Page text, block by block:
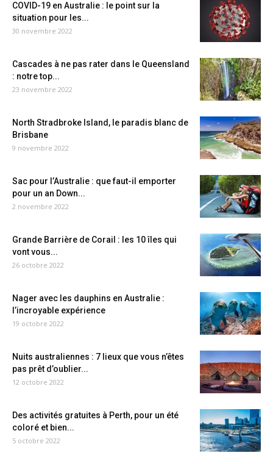
COVID-19 en Australie : le point sur la
situation pour les...
30 novembre 2022
Cascades à ne pas rater dans le Queensland
: notre top...
23 novembre 2022
North Stradbroke Island, le paradis blanc de
Brisbane
9 novembre 2022
Sac pour l’Australie : que faut-il emporter
pour un an Down...
2 novembre 2022
Grande Barrière de Corail : les 10 îles qui
vont vous...
26 octobre 2022
Nager avec les dauphins en Australie :
l’incroyable expérience
19 octobre 2022
Nuits australiennes : 7 lieux que vous n’êtes
pas prêt d’oublier...
12 octobre 2022
Des activités gratuites à Perth, pour un été
coloré et bien...
5 octobre 2022